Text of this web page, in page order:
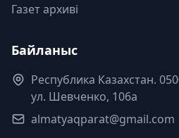
Газет архиві
Байланыс
Республика Казахстан.
ул. Шевченко, 106а
almatyaqparat@gmail.com